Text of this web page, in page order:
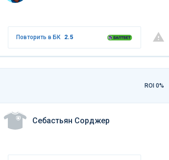
Повторить в БК 2.5
ROI 0%
Себастьян Сорджер